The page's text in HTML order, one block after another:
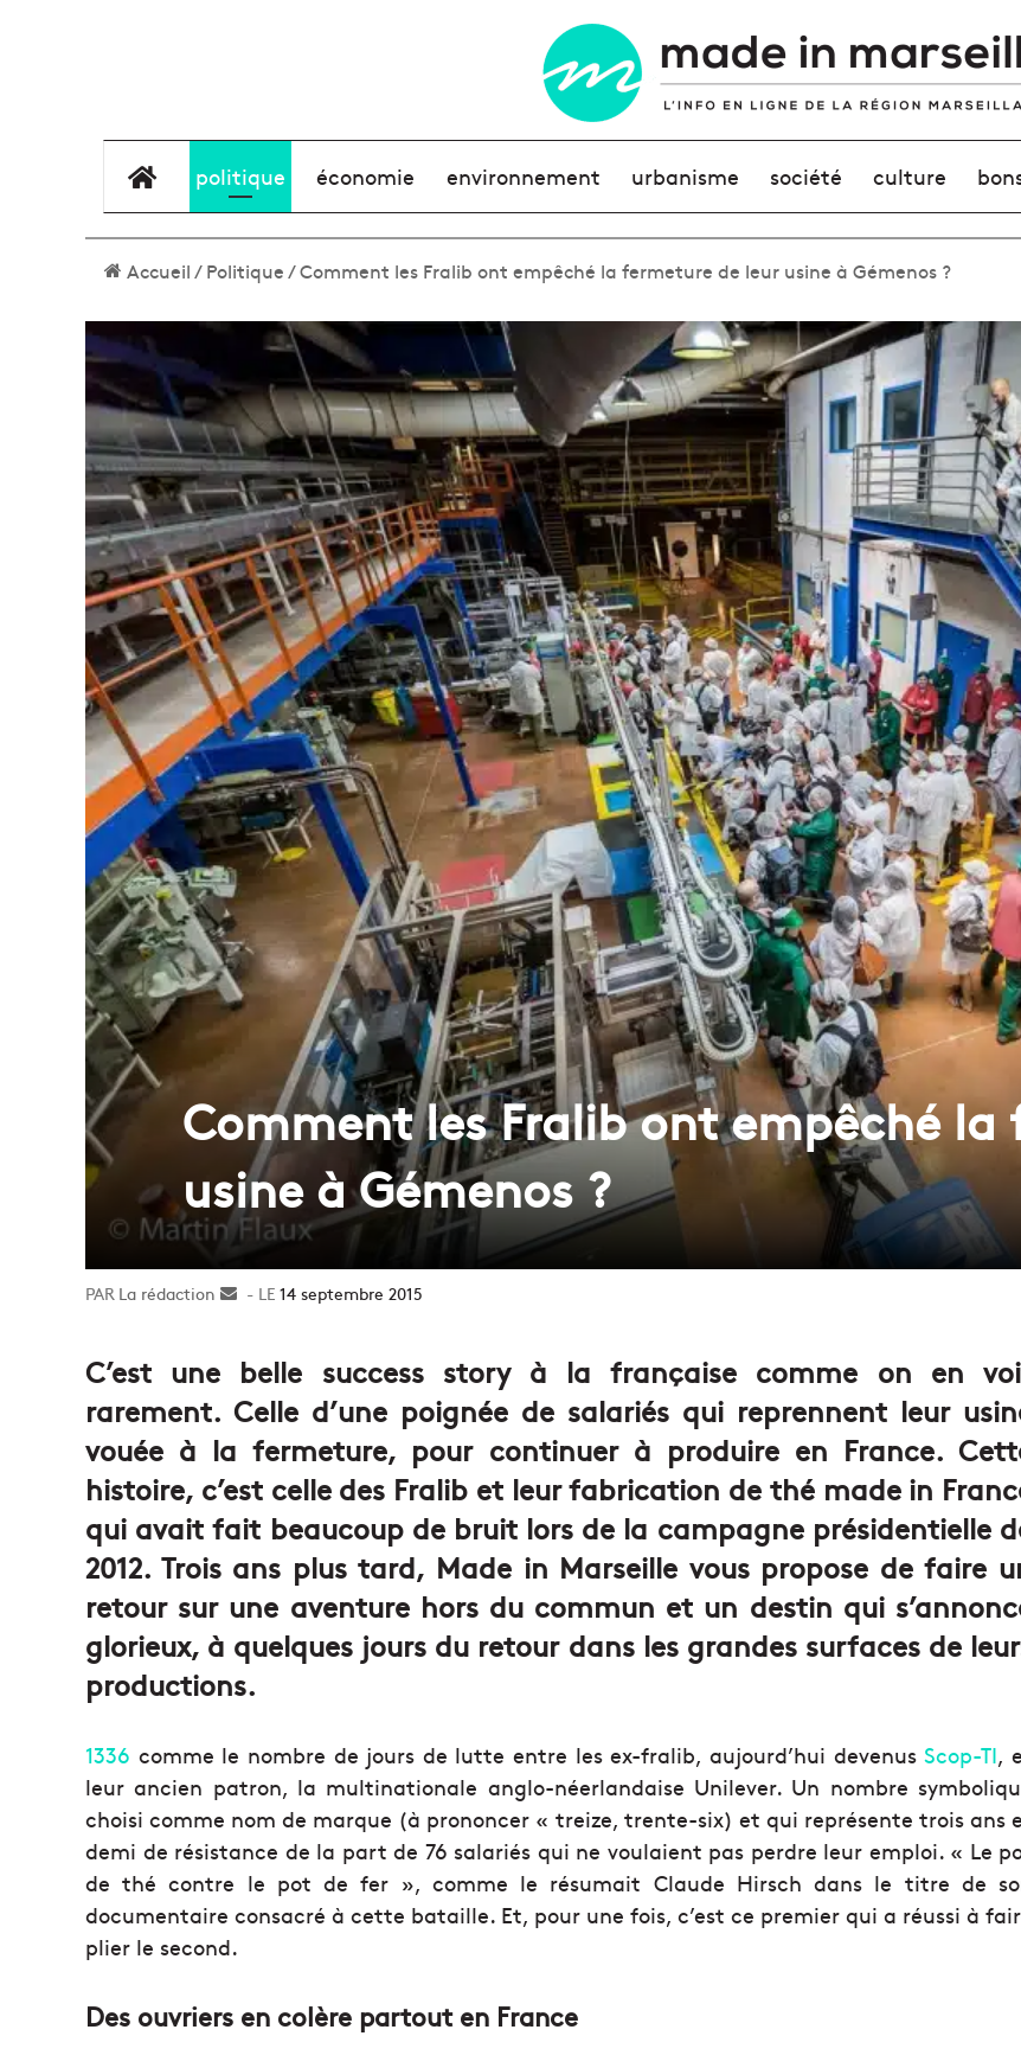
élément de menu
politique économie environnement urbanisme société culture
Accueil/Politique/Comment les Fralib ont empêché la fermeture de leur usine à Gémenos ?
Comment les Fralib ont empêché
usine à Gémenos ?
La rédaction
Envoyer14 septembre 2015
C’est une belle success story à la française comme on en
rarement. Celle d’une poignée de salariés qui reprennent leur
vouée à la fermeture, pour continuer à produire en France.
histoire, c’est celle des Fralib et leur fabrication de thé made in
qui avait fait beaucoup de bruit lors de la campagne présidentielle
2012. Trois ans plus tard, Made in Marseille vous propose de faire
retour sur une aventure hors du commun et un destin qui
glorieux, à quelques jours du retour dans les grandes surfaces de
productions.
1336 comme le nombre de jours de lutte entre les ex-fralib, aujourd’hui devenusScop-TI,
leur ancien patron, la multinationale anglo-néerlandaise Unilever. Un nombre
choisi comme nom de marque (à prononcer « treize, trente-six) et qui représente trois ans
demi de résistance de la part de 76 salariés qui ne voulaient pas perdre leur emploi. « Le
de thé contre le pot de fer », comme le résumait Claude Hirsch dans le titre de
documentaire consacré à cette bataille. Et, pour une fois, c’est ce premier qui a réussi à
plier le second.
Des ouvriers en colère partout en France